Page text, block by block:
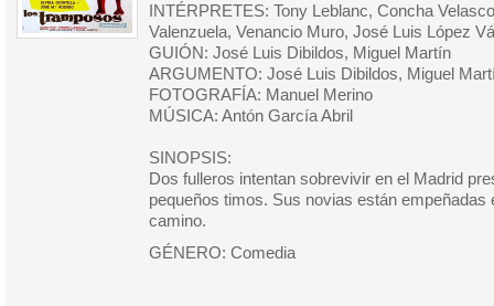
INTÉRPRETES: Tony Leblanc, Concha
Valenzuela, Venancio Muro, José Luis López
GUIÓN: José Luis Dibildos, Miguel Martín
ARGUMENTO: José Luis Dibildos, Miguel
FOTOGRAFÍA: Manuel Merino
MÚSICA: Antón García Abril
SINOPSIS:
Dos fulleros intentan sobrevivir en el Madrid
pequeños timos. Sus novias están empeñadas
camino.
GÉNERO: Comedia